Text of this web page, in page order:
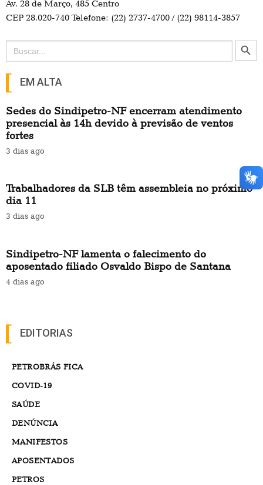
Av. 28 de Março, 485 Centro
CEP 28.020-740 Telefone: (22) 2737-4700 / (22) 98114-3857
Search
for:
Search Button
EM ALTA
Sedes do Sindipetro-NF encerram atendimento
presencial às 14h devido à previsão de ventos
fortes
3 dias ago
Trabalhadores da SLB têm assembleia no próximo
dia 11
3 dias ago
Sindipetro-NF lamenta o falecimento do
aposentado filiado Osvaldo Bispo de Santana
4 dias ago
EDITORIAS
PETROBRÁS FICA
COVID-19
SAÚDE
DENÚNCIA
MANIFESTOS
APOSENTADOS
PETROS